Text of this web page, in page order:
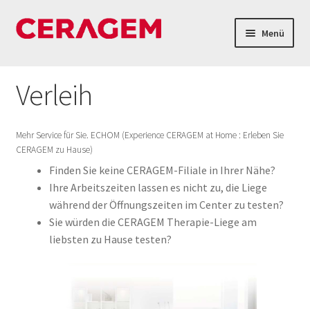
Menü
Verleih
Shop
Firmenüberblick
Verleih
Mehr Service für Sie. ECHOM (Experience CERAGEM at Home : Erleben Sie
CERAGEM zu Hause)
Finden Sie keine CERAGEM-Filiale in Ihrer Nähe?
Ihre Arbeitszeiten lassen es nicht zu, die Liege
während der Öffnungszeiten im Center zu testen?
Sie würden die CERAGEM Therapie-Liege am
liebsten zu Hause testen?